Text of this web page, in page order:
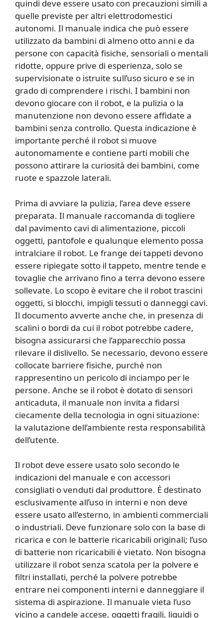
quindi deve essere usato con precauzioni simili a
quelle previste per altri elettrodomestici
autonomi. Il manuale indica che può essere
utilizzato da bambini di almeno otto anni e da
persone con capacità fisiche, sensoriali o mentali
ridotte, oppure prive di esperienza, solo se
supervisionate o istruite sull’uso sicuro e se in
grado di comprendere i rischi. I bambini non
devono giocare con il robot, e la pulizia o la
manutenzione non devono essere affidate a
bambini senza controllo. Questa indicazione è
importante perché il robot si muove
autonomamente e contiene parti mobili che
possono attirare la curiosità dei bambini, come
ruote e spazzole laterali.
Prima di avviare la pulizia, l’area deve essere
preparata. Il manuale raccomanda di togliere
dal pavimento cavi di alimentazione, piccoli
oggetti, pantofole e qualunque elemento possa
intralciare il robot. Le frange dei tappeti devono
essere ripiegate sotto il tappeto, mentre tende e
tovaglie che arrivano fino a terra devono essere
sollevate. Lo scopo è evitare che il robot trascini
oggetti, si blocchi, impigli tessuti o danneggi cavi.
Il documento avverte anche che, in presenza di
scalini o bordi da cui il robot potrebbe cadere,
bisogna assicurarsi che l’apparecchio possa
rilevare il dislivello. Se necessario, devono essere
collocate barriere fisiche, purché non
rappresentino un pericolo di inciampo per le
persone. Anche se il robot è dotato di sensori
anticaduta, il manuale non invita a fidarsi
ciecamente della tecnologia in ogni situazione:
la valutazione dell’ambiente resta responsabilità
dell’utente.
Il robot deve essere usato solo secondo le
indicazioni del manuale e con accessori
consigliati o venduti dal produttore. È destinato
esclusivamente all’uso in interni e non deve
essere usato all’esterno, in ambienti commerciali
o industriali. Deve funzionare solo con la base di
ricarica e con le batterie ricaricabili originali; l’uso
di batterie non ricaricabili è vietato. Non bisogna
utilizzare il robot senza scatola per la polvere e
filtri installati, perché la polvere potrebbe
entrare nei componenti interni e danneggiare il
sistema di aspirazione. Il manuale vieta l’uso
vicino a candele accese, oggetti fragili, liquidi o